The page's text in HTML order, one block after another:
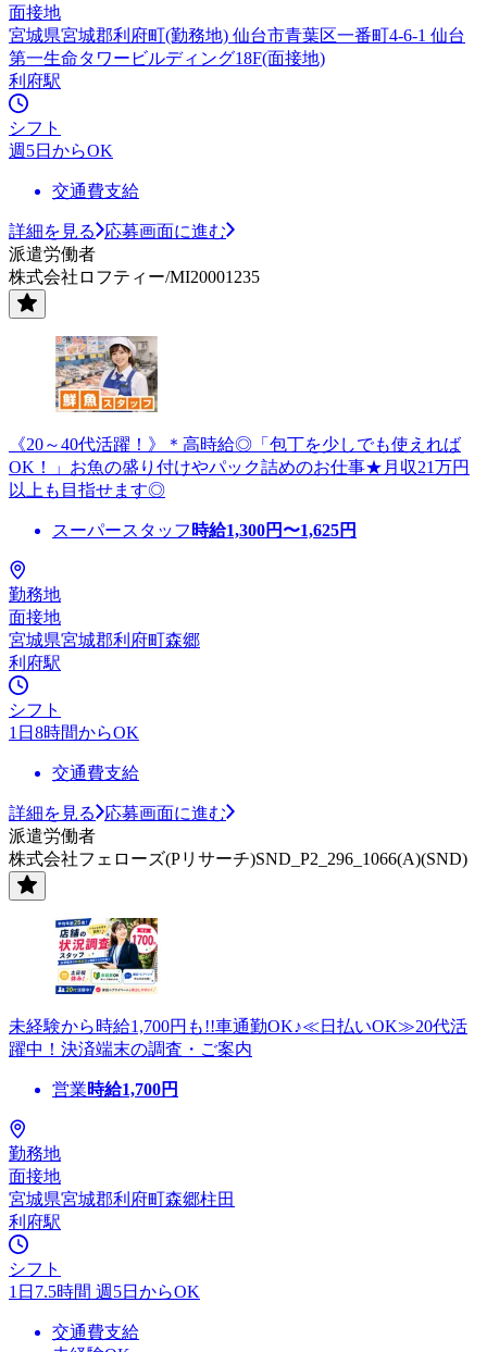
面接地
宮城県宮城郡利府町(勤務地) 仙台市青葉区一番町4-6-1 仙台
第一生命タワービルディング18F(面接地)
利府駅
シフト
週5日からOK
交通費支給
詳細を見る
応募画面に進む
派遣労働者
株式会社ロフティー/MI20001235
《20～40代活躍！》＊高時給◎「包丁を少しでも使えれば
OK！」お魚の盛り付けやパック詰めのお仕事★月収21万円
以上も目指せます◎
スーパースタッフ 時給1,300円〜1,625円
勤務地
面接地
宮城県宮城郡利府町森郷
利府駅
シフト
1日8時間からOK
交通費支給
詳細を見る
応募画面に進む
派遣労働者
株式会社フェローズ(Pリサーチ)SND_P2_296_1066(A)(SND)
未経験から時給1,700円も!!車通勤OK♪≪日払いOK≫20代活
躍中！決済端末の調査・ご案内
営業時給1,700円
勤務地
面接地
宮城県宮城郡利府町森郷柱田
利府駅
シフト
1日7.5時間 週5日からOK
交通費支給